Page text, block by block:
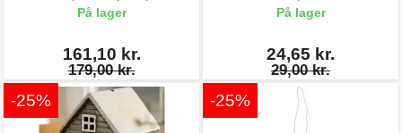
På lager
161,10 kr.
179,00 kr.
På lager
24,65 kr.
29,00 kr.
-25% -25%